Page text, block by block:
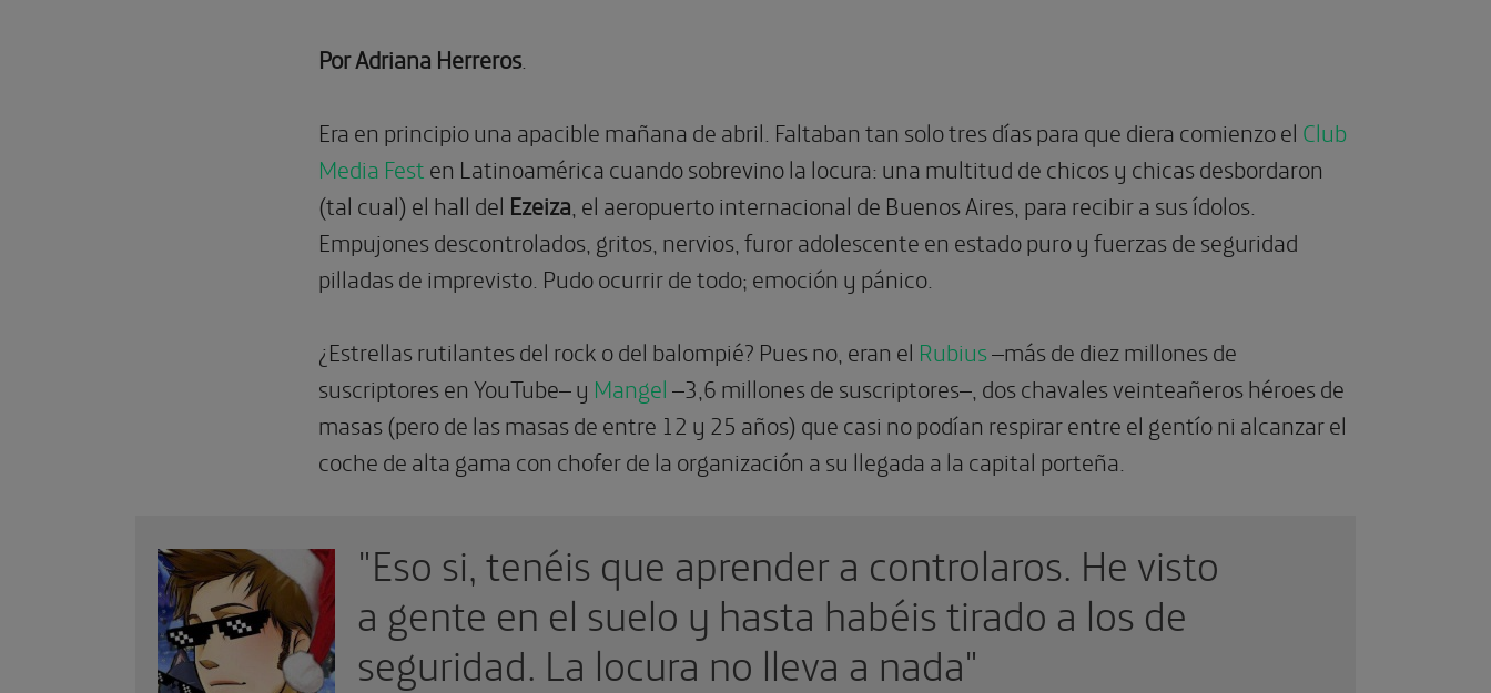
Por Adriana Herreros
Era en principio una apacible mañana de abril. Faltaban tan solo tres días para que diera comienzo el Club
Media Festen Latinoamérica cuando sobrevino la locura: una multitud de chicos y chicas desbordaron
(tal cual) el hall del Ezeiza , el aeropuerto internacional de Buenos Aires, para recibir a sus ídolos.
Empujones descontrolados, gritos, nervios, furor adolescente en estado puro y fuerzas de seguridad
pilladas de imprevisto. Pudo ocurrir de todo; emoción y pánico.
¿Estrellas rutilantes del rock o del balompié? Pues no, eran el Rubius–más de diez millones de
suscriptores en YouTube– y Mangel–3,6 millones de suscriptores–, dos chavales veinteañeros héroes de
masas (pero de las masas de entre 12 y 25 años) que casi no podían respirar entre el gentío ni alcanzar el
coche de alta gama con chofer de la organización a su llegada a la capital porteña.
"Eso si, tenéis que aprender a controlaros. He visto
a gente en el suelo y hasta habéis tirado a los de
seguridad. La locura no lleva a nada"